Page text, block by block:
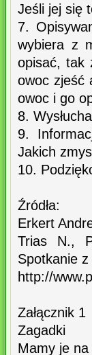
Jeśli jej się
7.
wybiera z
opisać, tak
owoc zjeść
owoc i go
8.
9.
Jakich
10.
Źródła:
Erkert
Trias N.,
Spotkanie
http://
Załącznik 1
Zagadki
Mamy je na